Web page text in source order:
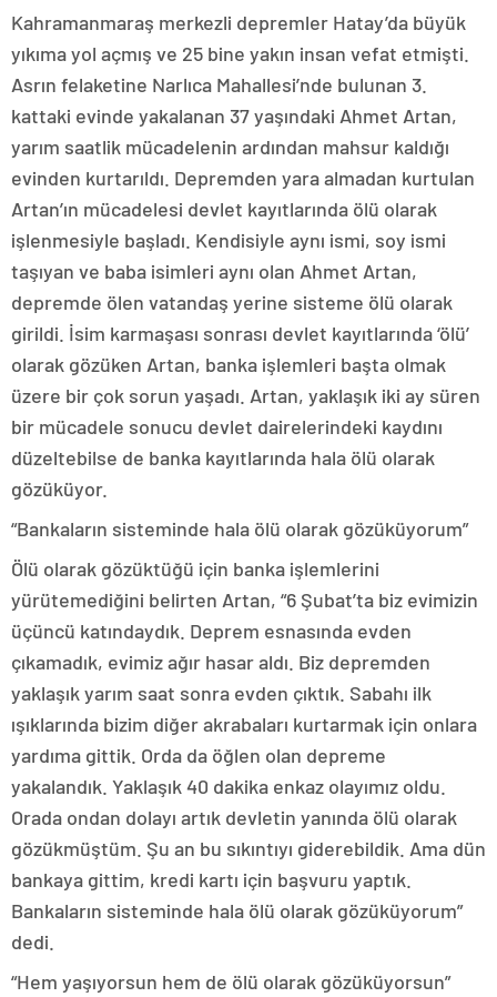
Kahramanmaraş merkezli depremler Hatay’da büyük
yıkıma yol açmış ve 25 bine yakın insan vefat etmişti.
Asrın felaketine Narlıca Mahallesi’nde bulunan 3.
kattaki evinde yakalanan 37 yaşındaki Ahmet Artan,
yarım saatlik mücadelenin ardından mahsur kaldığı
evinden kurtarıldı. Depremden yara almadan kurtulan
Artan’ın mücadelesi devlet kayıtlarında ölü olarak
işlenmesiyle başladı. Kendisiyle aynı ismi, soy ismi
taşıyan ve baba isimleri aynı olan Ahmet Artan,
depremde ölen vatandaş yerine sisteme ölü olarak
girildi. İsim karmaşası sonrası devlet kayıtlarında ‘ölü’
olarak gözüken Artan, banka işlemleri başta olmak
üzere bir çok sorun yaşadı. Artan, yaklaşık iki ay süren
bir mücadele sonucu devlet dairelerindeki kaydını
düzeltebilse de banka kayıtlarında hala ölü olarak
gözüküyor.
“Bankaların sisteminde hala ölü olarak gözüküyorum”
Ölü olarak gözüktüğü için banka işlemlerini
yürütemediğini belirten Artan, “6 Şubat’ta biz evimizin
üçüncü katındaydık. Deprem esnasında evden
çıkamadık, evimiz ağır hasar aldı. Biz depremden
yaklaşık yarım saat sonra evden çıktık. Sabahı ilk
ışıklarında bizim diğer akrabaları kurtarmak için onlara
yardıma gittik. Orda da öğlen olan depreme
yakalandık. Yaklaşık 40 dakika enkaz olayımız oldu.
Orada ondan dolayı artık devletin yanında ölü olarak
gözükmüştüm. Şu an bu sıkıntıyı giderebildik. Ama dün
bankaya gittim, kredi kartı için başvuru yaptık.
Bankaların sisteminde hala ölü olarak gözüküyorum”
dedi.
“Hem yaşıyorsun hem de ölü olarak gözüküyorsun”